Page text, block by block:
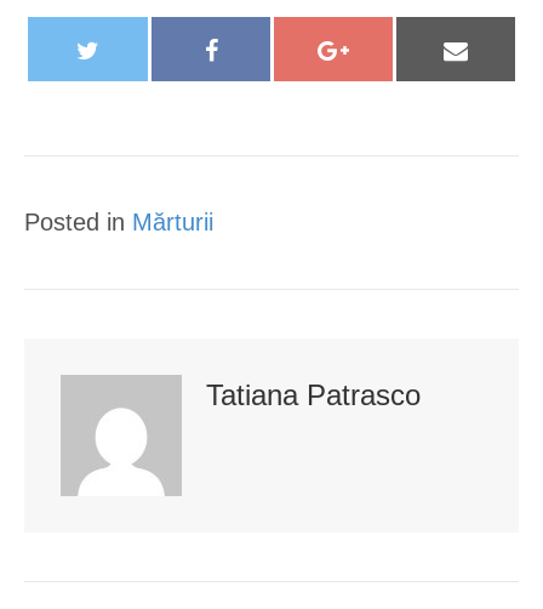
w
e
a
o
m
Posted in Mărturii
Tatiana Patrasco